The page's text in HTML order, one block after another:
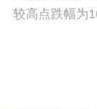
较高点跌幅为
降幅甚至达到